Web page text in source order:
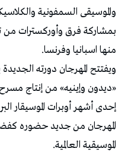
والموسيقى السمفونية
بمشاركة فرق وأوركسترات من
منها اسبانيا وفرنسا.
«ديدون وإينيه» من إنتاج
إحدى أشهر أوبرات الموسيقار
المهرجان من جديد حضوره
الموسيقية العالمية.